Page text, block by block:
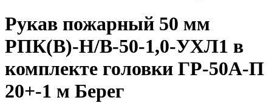
Рукав пожарный 50 мм
РПК(В)-Н/В-50-1,0-УХЛ1 в
комплекте головки ГР-50А-П
20+-1 м Берег